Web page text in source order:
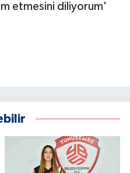
etmesini diliyorum'